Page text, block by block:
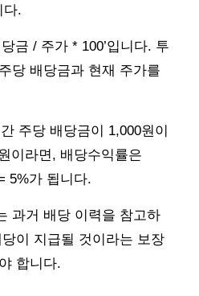
다.
금 / 주가 * 100’입니다. 투
당 배당금과 현재 주가를
주당 배당금이 1,000원이
이라면, 배당수익률은
5%가 됩니다.
과거 배당 이력을 참고하
이 지급될 것이라는 보장
합니다.